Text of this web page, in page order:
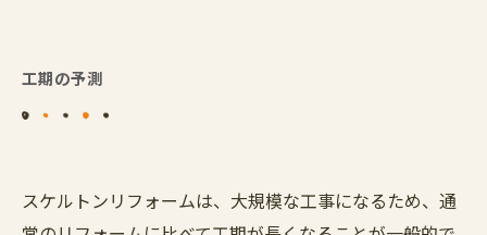
工期の予測
スケルトンリフォームは、大規模な工事になるため、通